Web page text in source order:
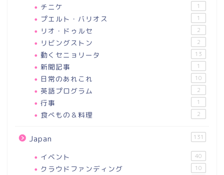
チニケ 1
プエルト・バリオス 1
リオ・ドゥルセ 2
リビングストン 2
動くセニョリータ 13
新聞記事 1
日常のあれこれ 10
英語プログラム 2
行事 1
食べもの＆料理 2
Japan 131
イベント 40
クラウドファンディング 10